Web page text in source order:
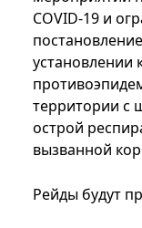
СOVID-19 и
установлении
территории с
острой
вызванной
Рейды будут